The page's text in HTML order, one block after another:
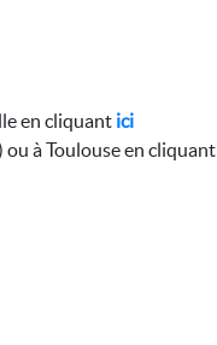
en cliquant ici
ou à Toulouse en cliquant